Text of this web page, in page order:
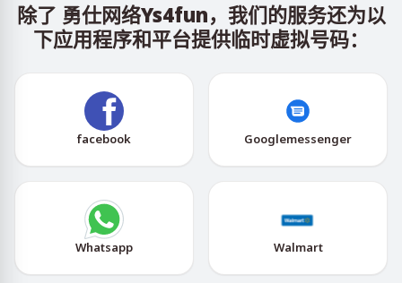
除了 勇仕网络Ys4fun，我们的服务还为以
下应用程序和平台提供临时虚拟号码：
facebook Googlemessenger
Whatsapp Walmart